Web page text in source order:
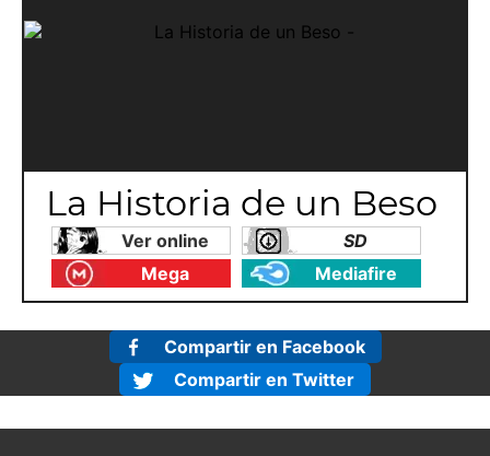
La Historia de un Beso
Ver online
SD
Mega
Mediafire
Compartir en Facebook
Compartir en Twitter